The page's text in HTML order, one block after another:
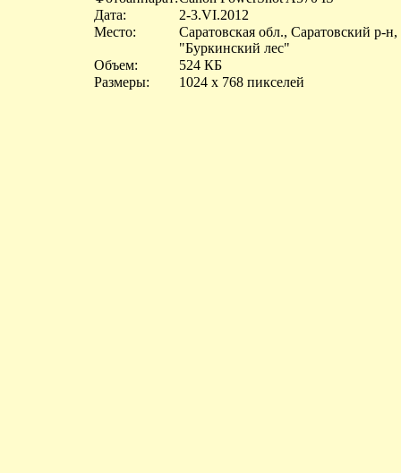
Дата:
2-3.VI.2012
Место:
Саратовская обл., Саратовский р-
"Буркинский лес"
Объем:
524 КБ
Размеры:
1024 x 768 пикселей